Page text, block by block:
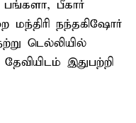
பங்களா, பீகார்
நந்தகிஷோர்
டெல்லியில்
தேவியிடம் இதுபற்றி